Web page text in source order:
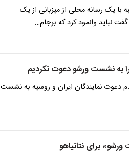
با یک رسانه محلی از میزبانی از یک
نباید وانمود کرد که برجام…
را به نشست ورشو دعوت نکردیم
دعوت نمایندگان ایران و روسیه به نشست
برای نتانیاهو